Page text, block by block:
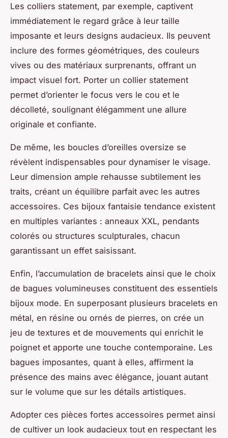
Les colliers statement, par exemple, captivent
immédiatement le regard grâce à leur taille
imposante et leurs designs audacieux. Ils peuvent
inclure des formes géométriques, des couleurs
vives ou des matériaux surprenants, offrant un
impact visuel fort. Porter un collier statement
permet d’orienter le focus vers le cou et le
décolleté, soulignant élégamment une allure
originale et confiante.
De même, les boucles d’oreilles oversize se
révèlent indispensables pour dynamiser le visage.
Leur dimension ample rehausse subtilement les
traits, créant un équilibre parfait avec les autres
accessoires. Ces bijoux fantaisie tendance existent
en multiples variantes : anneaux XXL, pendants
colorés ou structures sculpturales, chacun
garantissant un effet saisissant.
Enfin, l’accumulation de bracelets ainsi que le choix
de bagues volumineuses constituent des essentiels
bijoux mode. En superposant plusieurs bracelets en
métal, en résine ou ornés de pierres, on crée un
jeu de textures et de mouvements qui enrichit le
poignet et apporte une touche contemporaine. Les
bagues imposantes, quant à elles, affirment la
présence des mains avec élégance, jouant autant
sur le volume que sur les détails artistiques.
Adopter ces pièces fortes accessoires permet ainsi
de cultiver un look audacieux tout en respectant les